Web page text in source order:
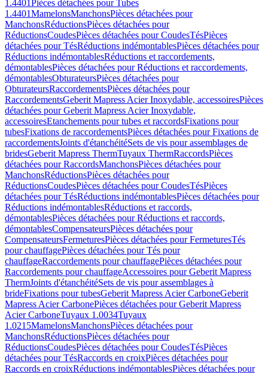
1.4401Pièces détachées pour Tubes
1.4401MamelonsManchonsPièces détachées pour
ManchonsRéductionsPièces détachées pour
RéductionsCoudesPièces détachées pour CoudesTésPièces
détachées pour TésRéductions indémontablesPièces détachées pour
Réductions indémontablesRéductions et raccordements,
démontablesPièces détachées pour Réductions et raccordements,
démontablesObturateursPièces détachées pour
ObturateursRaccordementsPièces détachées pour
RaccordementsGeberit Mapress Acier Inoxydable, accessoiresPièces
détachées pour Geberit Mapress Acier Inoxydable,
accessoiresEtanchements pour tubes et raccordsFixations pour
tubesFixations de raccordementsPièces détachées pour Fixations de
raccordementsJoints d'étanchéitéSets de vis pour assemblages de
bridesGeberit Mapress ThermTuyaux ThermRaccordsPièces
détachées pour RaccordsManchonsPièces détachées pour
ManchonsRéductionsPièces détachées pour
RéductionsCoudesPièces détachées pour CoudesTésPièces
détachées pour TésRéductions indémontablesPièces détachées pour
Réductions indémontablesRéductions et raccords,
démontablesPièces détachées pour Réductions et raccords,
démontablesCompensateursPièces détachées pour
CompensateursFermeturesPièces détachées pour FermeturesTés
pour chauffagePièces détachées pour Tés pour
chauffageRaccordements pour chauffagePièces détachées pour
Raccordements pour chauffageAccessoires pour Geberit Mapress
ThermJoints d'étanchéitéSets de vis pour assemblages à
brideFixations pour tubesGeberit Mapress Acier CarboneGeberit
Mapress Acier CarbonePièces détachées pour Geberit Mapress
Acier CarboneTuyaux 1.0034Tuyaux
1.0215MamelonsManchonsPièces détachées pour
ManchonsRéductionsPièces détachées pour
RéductionsCoudesPièces détachées pour CoudesTésPièces
détachées pour TésRaccords en croixPièces détachées pour
Raccords en croixRéductions indémontablesPièces détachées pour